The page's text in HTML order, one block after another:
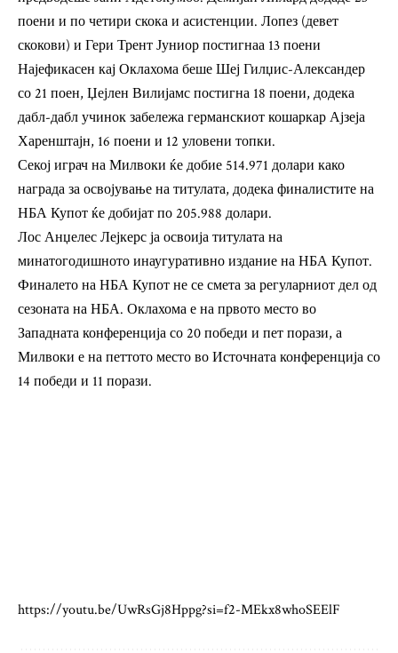
поени и по четири скока и асистенции. Лопез (девет
скокови) и Гери Трент Јуниор постигнаа 13 поени
Најефикасен кај Оклахома беше Шеј Гилџис-Александер
со 21 поен, Џејлен Вилијамс постигна 18 поени, додека
дабл-дабл учинок забележа германскиот кошаркар Ајзеја
Харенштајн, 16 поени и 12 уловени топки.
Секој играч на Милвоки ќе добие 514.971 долари како
награда за освојување на титулата, додека финалистите на
НБА Купот ќе добијат по 205.988 долари.
Лос Анџелес Лејкерс ја освоија титулата на
минатогодишното инаугуративно издание на НБА Купот.
Финалето на НБА Купот не се смета за регуларниот дел од
сезоната на НБА. Оклахома е на првото место во
Западната конференција со 20 победи и пет порази, а
Милвоки е на петтото место во Источната конференција со
14 победи и 11 порази.
https://youtu.be/UwRsGj8Hppg?si=f2-MEkx8whoSEElF